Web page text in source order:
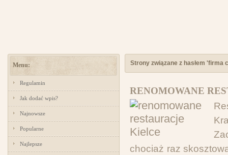
Menu:
Regulamin
Jak dodać wpis?
Najnowsze
Popularne
Najlepsze
Strony związane z hasłem 'firma
RENOMOWANE
chociaż raz